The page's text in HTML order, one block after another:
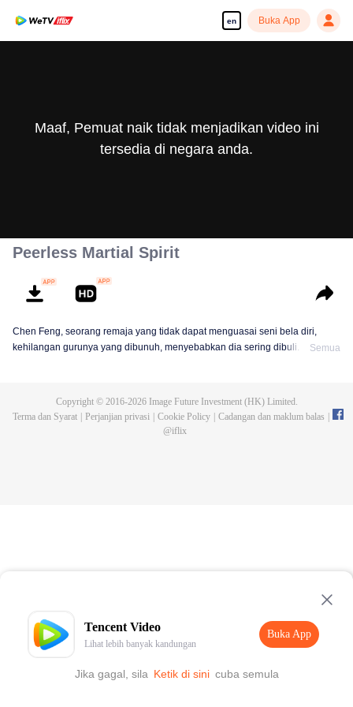
en Buka App
Tencent Video
Lihat lebih banyak kandungan
Buka App
Jika gagal, sila Ketik di sini cuba semula
Buka App
Maaf, Pemuat naik tidak menjadikan video ini
tersedia di negara anda.
Peerless Martial Spirit
Chen Feng, seorang remaja yang tidak dapat menguasai seni bela diri,
kehilangan gurunya yang dibunuh, menyebabkan dia sering dibuli. Selama
Semua
Copyright © 2016-2026Image Future Investment (HK) Limited.
Terma dan Syarat
Perjanjian privasi Cookie Policy Cadangan dan maklum balas
@iflix